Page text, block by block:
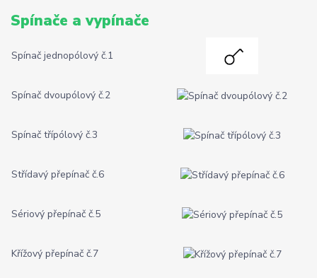
Spínače a vypínače
Spínač jednopólový č.1
Spínač dvoupólový č.2
Spínač třípólový č.3
Střídavý přepínač č.6
Sériový přepínač č.5
Křížový přepínač č.7